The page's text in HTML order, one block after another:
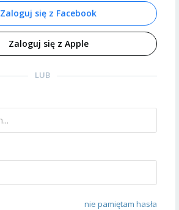
Zaloguj się z Facebook
Zaloguj się z Apple
LUB
nie pamiętam hasła